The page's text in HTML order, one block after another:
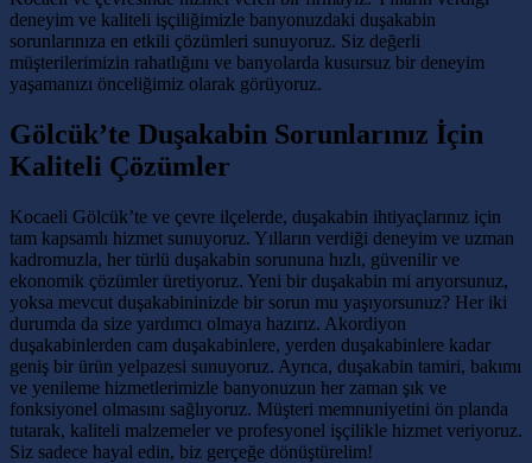
deneyim ve kaliteli işçiliğimizle banyonuzdaki duşakabin
sorunlarınıza en etkili çözümleri sunuyoruz. Siz değerli
müşterilerimizin rahatlığını ve banyolarda kusursuz bir deneyim
yaşamanızı önceliğimiz olarak görüyoruz.
Gölcük’te Duşakabin Sorunlarınız İçin
Kaliteli Çözümler
Kocaeli Gölcük’te ve çevre ilçelerde, duşakabin ihtiyaçlarınız için
tam kapsamlı hizmet sunuyoruz. Yılların verdiği deneyim ve uzman
kadromuzla, her türlü duşakabin sorununa hızlı, güvenilir ve
ekonomik çözümler üretiyoruz. Yeni bir duşakabin mi arıyorsunuz,
yoksa mevcut duşakabininizde bir sorun mu yaşıyorsunuz? Her iki
durumda da size yardımcı olmaya hazırız. Akordiyon
duşakabinlerden cam duşakabinlere, yerden duşakabinlere kadar
geniş bir ürün yelpazesi sunuyoruz. Ayrıca, duşakabin tamiri, bakımı
ve yenileme hizmetlerimizle banyonuzun her zaman şık ve
fonksiyonel olmasını sağlıyoruz. Müşteri memnuniyetini ön planda
tutarak, kaliteli malzemeler ve profesyonel işçilikle hizmet veriyoruz.
Siz sadece hayal edin, biz gerçeğe dönüştürelim!